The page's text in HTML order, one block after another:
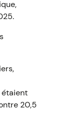
étaient
20,5